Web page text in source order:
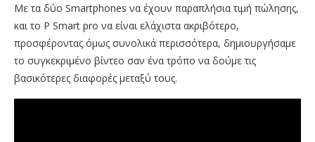
Με τα δύο Smartphones να έχουν παραπλήσια τιμή πώλησης,
και το P Smart pro να είναι ελάχιστα ακριβότερο,
προσφέροντας όμως συνολικά περισσότερα, δημιουργήσαμε
το συγκεκριμένο βίντεο σαν ένα τρόπο να δούμε τις
βασικότερες διαφορές μεταξύ τους.